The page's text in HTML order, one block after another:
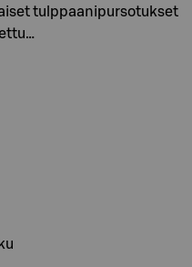
tulppaanipursotukset